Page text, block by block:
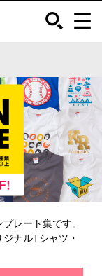
レート集です。
ナルTシャツ・